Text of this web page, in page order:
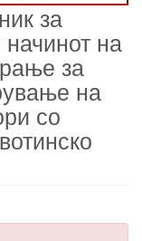
за
на
за
на
со